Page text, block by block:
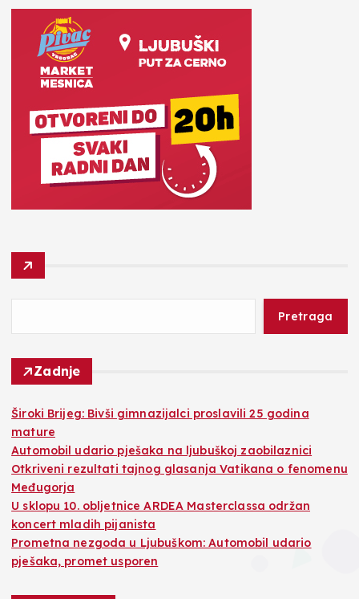
Pretraga
Zadnje
Široki Brijeg: Bivši gimnazijalci proslavili 25 godina
mature
Automobil udario pješaka na ljubuškoj zaobilaznici
Otkriveni rezultati tajnog glasanja Vatikana o fenomenu
Međugorja
U sklopu 10. obljetnice ARDEA Masterclassa održan
koncert mladih pijanista
Prometna nezgoda u Ljubuškom: Automobil udario
pješaka, promet usporen